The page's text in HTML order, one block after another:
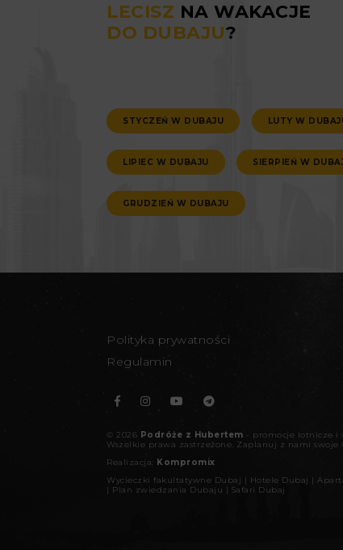
LECISZ NA WAKACJE
DO DUBAJU?
STYCZEŃ W DUBAJU LUTY W
LIPIEC W DUBAJU SIERPIEŃ W
GRUDZIEŃ W DUBAJU
Polityka prywatności
Regulamin
© 2026 Podróże z Hubertem - promocje lotnicze i
Wszelkie prawa zastrzeżone. Zaplanuj z nami swoje
Realizacja:
Kompromix
Wycieczki fakultatywne Dubaj | Hotele Dubaj |
| Plan zwiedzania Dubaju | Safari Dubaj